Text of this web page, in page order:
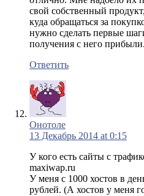
свой собственный
куда обращаться за
нужно сделать первые
получения с него
Ответить
Онотоле
13 Декабрь 2014 at 0:15
У кого есть сайты с
maxiwap.ru
У меня с 1000 хостов в
рублей. (А хостов у меня